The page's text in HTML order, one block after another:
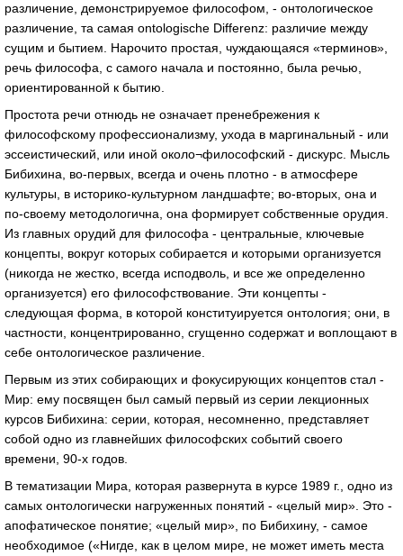
различение, демонстрируемое философом, - онтологическое
различение, та самая ontologische Differenz: различие между
сущим и бытием. Нарочито простая, чуждающаяся «терминов»,
речь философа, с самого начала и постоянно, была речью,
ориентированной к бытию.
Простота речи отнюдь не означает пренебрежения к
философскому профессионализму, ухода в маргинальный - или
эссеистический, или иной около¬философский - дискурс. Мысль
Бибихина, во-первых, всегда и очень плотно - в атмосфере
культуры, в историко-культурном ландшафте; во-вторых, она и
по-своему методологична, она формирует собственные орудия.
Из главных орудий для философа - центральные, ключевые
концепты, вокруг которых собирается и которыми организуется
(никогда не жестко, всегда исподволь, и все же определенно
организуется) его философствование. Эти концепты -
следующая форма, в которой конституируется онтология; они, в
частности, концентрированно, сгущенно содержат и воплощают в
себе онтологическое различение.
Первым из этих собирающих и фокусирующих концептов стал -
Мир: ему посвящен был самый первый из серии лекционных
курсов Бибихина: серии, которая, несомненно, представляет
собой одно из главнейших философских событий своего
времени, 90-х годов.
В тематизации Мира, которая развернута в курсе 1989 г., одно из
самых онтологически нагруженных понятий - «целый мир». Это -
апофатическое понятие; «целый мир», по Бибихину, - самое
необходимое («Нигде, как в целом мире, не может иметь места